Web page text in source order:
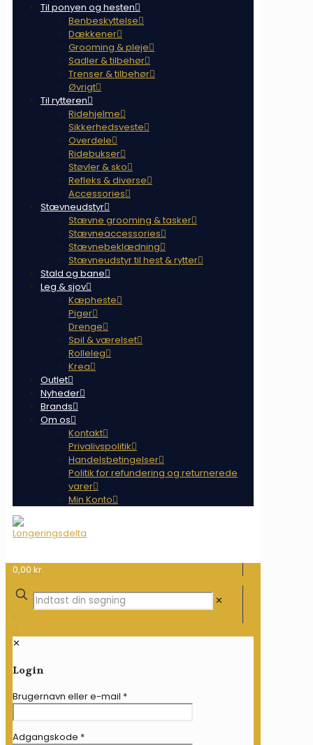
Til ponyen og hesten
Benbeskyttelse
Dækkener
Grooming & pleje
Sadler & tilbehør
Trenser & tilbehør
Øvrigt
Til rytteren
Ridehjelme
Sikkerhedsveste
Overdele
Ridebukser
Støvler & sko
Refleks & diverse
Accessories
Stævneudstyr
Stævne grooming & tasker
Stævneaccessories
Stævnebeklædning
Stævneudstyr til hest & rytter
Stald og bane
Leg & sjov
Kæpheste
Piger
Drenge
Spil & værelset
Rolleleg
Krea
Outlet
Nyheder
Brands
Om os
Kontakt
Privalivspolitik
Handelsbetingelser
Politik for refundering og returnerede
varer
Min Konto
0,00 kr.
✕
✕
Login
Brugernavn eller e-mail *
Adgangskode *